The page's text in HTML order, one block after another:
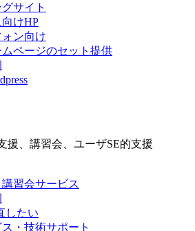
サイト
けHP
ン向け
ページのセット提供
援、講習会、ユーザSE的支援
習会サービス
したい
・技術サポート